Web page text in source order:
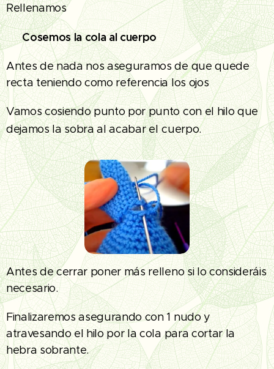
Rellenamos
🧵Cosemos la cola al cuerpo
Antes de nada nos aseguramos de que quede
recta teniendo como referencia los ojos
Vamos cosiendo punto por punto con el hilo que
dejamos la sobra al acabar el cuerpo.
Antes de cerrar poner más relleno si lo consideráis
necesario.
Finalizaremos asegurando con 1 nudo y
atravesando el hilo por la cola para cortar la
hebra sobrante.